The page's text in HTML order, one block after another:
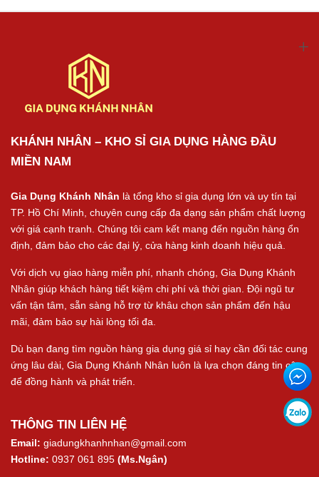
KHÁNH NHÂN – KHO SỈ GIA DỤNG HÀNG ĐẦU
MIỀN NAM
Gia Dụng Khánh Nhân là tổng kho sỉ gia dụng lớn và uy tín tại
TP. Hồ Chí Minh, chuyên cung cấp đa dạng sản phẩm chất lượng
với giá cạnh tranh. Chúng tôi cam kết mang đến nguồn hàng ổn
định, đảm bảo cho các đại lý, cửa hàng kinh doanh hiệu quả.
Với dịch vụ giao hàng miễn phí, nhanh chóng, Gia Dụng Khánh
Nhân giúp khách hàng tiết kiệm chi phí và thời gian. Đội ngũ tư
vấn tận tâm, sẵn sàng hỗ trợ từ khâu chọn sản phẩm đến hậu
mãi, đảm bảo sự hài lòng tối đa.
Dù bạn đang tìm nguồn hàng gia dụng giá sỉ hay cần đối tác cung
ứng lâu dài, Gia Dụng Khánh Nhân luôn là lựa chọn đáng tin cậy
để đồng hành và phát triển.
THÔNG TIN LIÊN HỆ
Email: giadungkhanhnhan@gmail.com
Hotline: 0937 061 895 (Ms.Ngân)